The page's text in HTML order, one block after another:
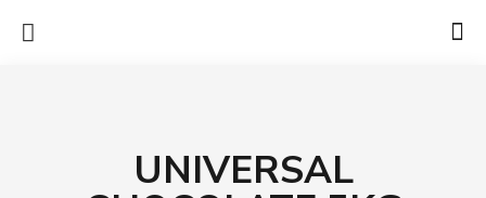
UNIVERSAL